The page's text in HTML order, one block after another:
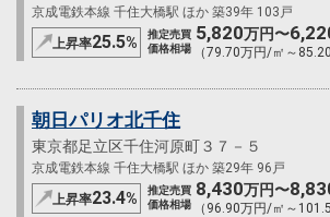
京成電鉄本線 千住大橋駅 ほか 築39年 103戸
上昇率25.5%
推定売買
価格相場
5,820万円〜
（79.70万円/㎡～
朝日パリオ北千住
東京都足立区千住河原町３７－５
京成電鉄本線 千住大橋駅 ほか 築29年 96戸
上昇率23.4%
推定売買
価格相場
8,430万円〜
（96.90万円/㎡～